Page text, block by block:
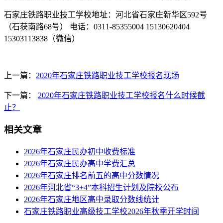
石家庄铁路职业技工学校地址：河北省石家庄新华区592号
（石获南路68号） 电话：0311-85355004 15130620404
15303113838（微信）
上一篇： 2020年石家庄铁路职业技工学校报名现场
下一篇： 2020年石家庄铁路职业技工学校报名什么时候截
止？
相关文章
2026年石家庄民办初中收费标准
2026年石家庄民办高中学费汇总
2026年石家庄排名前五的高中分数情况
2026年河北省“3+4”本科招生计划及院校公布
2026年石家庄地区高中录取分数线统计
石家庄铁路职业高级技工学校2026年秋季开学时间